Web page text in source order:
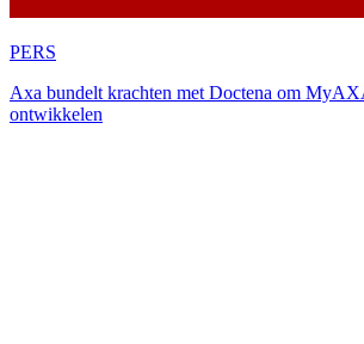
PERS
Axa bundelt krachten met Doctena om
ontwikkelen